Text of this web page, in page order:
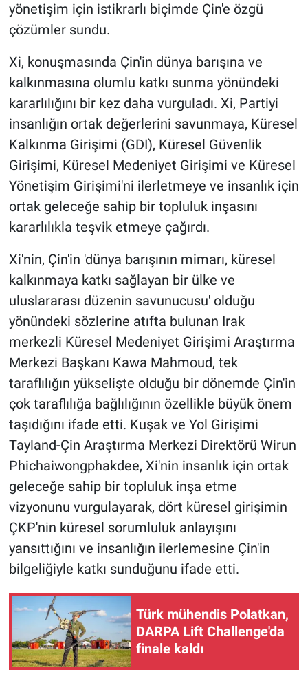
yönetişim için istikrarlı biçimde Çin'e özgü
çözümler sundu.
Xi, konuşmasında Çin'in dünya barışına ve
kalkınmasına olumlu katkı sunma yönündeki
kararlılığını bir kez daha vurguladı. Xi, Partiyi
insanlığın ortak değerlerini savunmaya, Küresel
Kalkınma Girişimi (GDI), Küresel Güvenlik
Girişimi, Küresel Medeniyet Girişimi ve Küresel
Yönetişim Girişimi'ni ilerletmeye ve insanlık için
ortak geleceğe sahip bir topluluk inşasını
kararlılıkla teşvik etmeye çağırdı.
Xi'nin, Çin'in 'dünya barışının mimarı, küresel
kalkınmaya katkı sağlayan bir ülke ve
uluslararası düzenin savunucusu' olduğu
yönündeki sözlerine atıfta bulunan Irak
merkezli Küresel Medeniyet Girişimi Araştırma
Merkezi Başkanı Kawa Mahmoud, tek
taraflılığın yükselişte olduğu bir dönemde Çin'in
çok taraflılığa bağlılığının özellikle büyük önem
taşıdığını ifade etti. Kuşak ve Yol Girişimi
Tayland-Çin Araştırma Merkezi Direktörü Wirun
Phichaiwongphakdee, Xi'nin insanlık için ortak
geleceğe sahip bir topluluk inşa etme
vizyonunu vurgulayarak, dört küresel girişimin
ÇKP'nin küresel sorumluluk anlayışını
yansıttığını ve insanlığın ilerlemesine Çin'in
bilgeliğiyle katkı sunduğunu ifade etti.
Türk mühendis Polatkan,
DARPA Lift Challenge'da
finale kaldı